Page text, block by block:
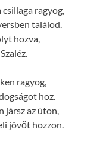
ragyog,
találod.
hozva,
ragyog,
hoz.
jársz az úton,
jövőt hozzon.